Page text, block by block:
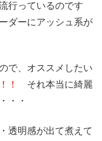
行っているのです
ダーにアッシュ系が
で、オススメしたい
！！ それ本当に綺麗
・・
透明感が出て煮えて